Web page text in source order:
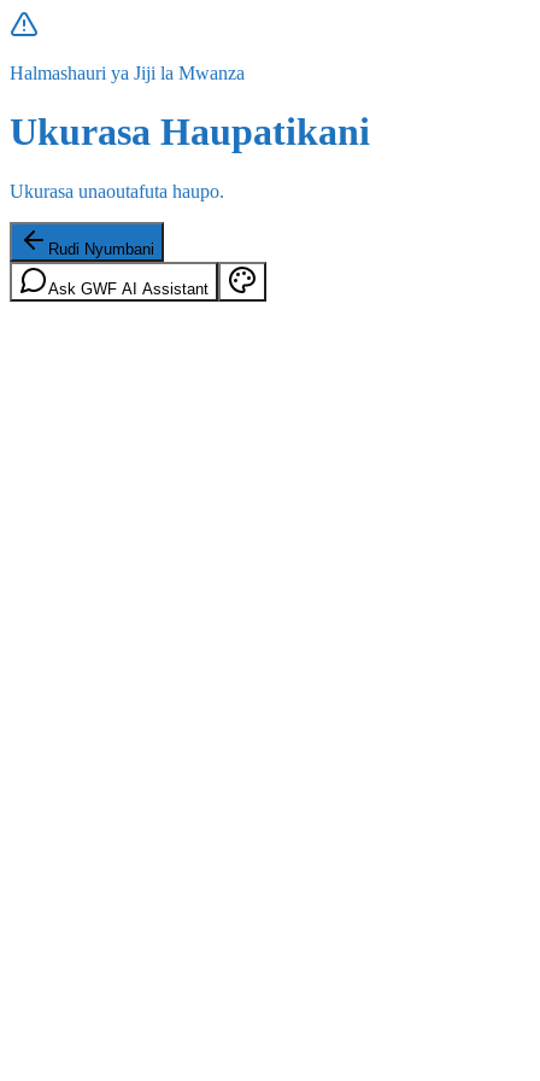
Halmashauri ya Jiji la Mwanza
Ukurasa Haupatikani
Ukurasa unaoutafuta haupo.
Rudi Nyumbani
Ask GWF AI Assistant